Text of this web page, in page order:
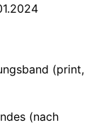
(print,
(nach